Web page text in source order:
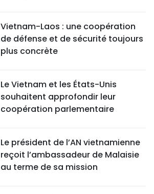
Vietnam-Laos : une coopération
de défense et de sécurité toujours
plus concrète
Le Vietnam et les États-Unis
souhaitent approfondir leur
coopération parlementaire
Le président de l’AN vietnamienne
reçoit l’ambassadeur de Malaisie
au terme de sa mission